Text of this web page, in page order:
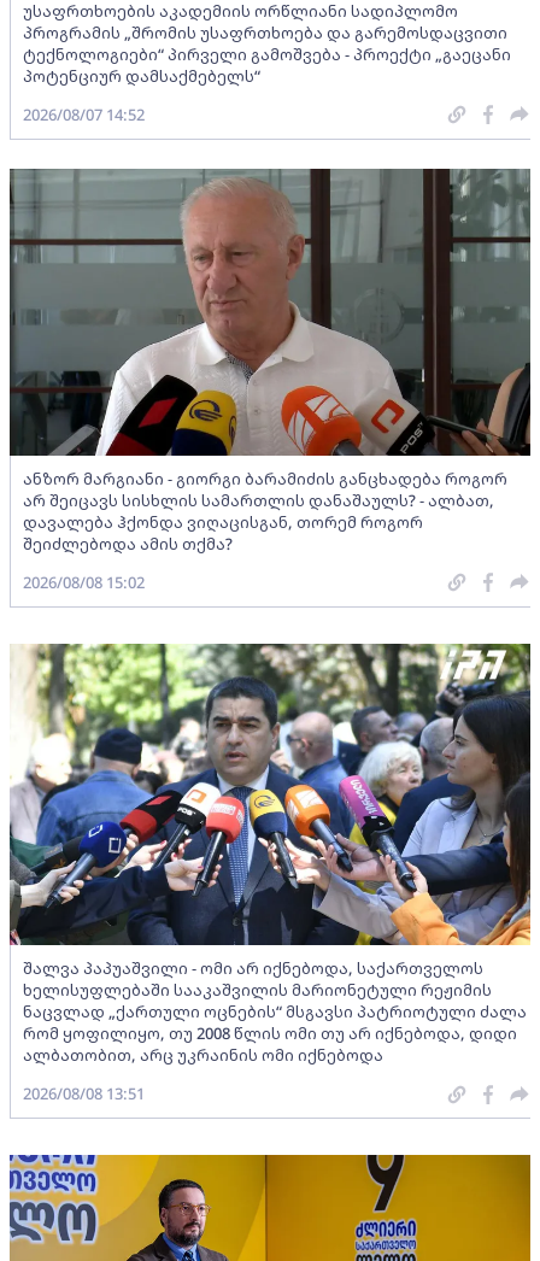
უსაფრთხოების აკადემიის ორწლიანი სადიპლომო
პროგრამის „შრომის უსაფრთხოება და გარემოსდაცვითი
ტექნოლოგიები“ პირველი გამოშვება - პროექტი „გაეცანი
პოტენციურ დამსაქმებელს“
2026/08/07 14:52
ანზორ მარგიანი - გიორგი ბარამიძის განცხადება როგორ
არ შეიცავს სისხლის სამართლის დანაშაულს? - ალბათ,
დავალება ჰქონდა ვიღაცისგან, თორემ როგორ
შეიძლებოდა ამის თქმა?
2026/08/08 15:02
შალვა პაპუაშვილი - ომი არ იქნებოდა, საქართველოს
ხელისუფლებაში სააკაშვილის მარიონეტული რეჟიმის
ნაცვლად „ქართული ოცნების“ მსგავსი პატრიოტული ძალა
რომ ყოფილიყო, თუ 2008 წლის ომი თუ არ იქნებოდა, დიდი
ალბათობით, არც უკრაინის ომი იქნებოდა
2026/08/08 13:51